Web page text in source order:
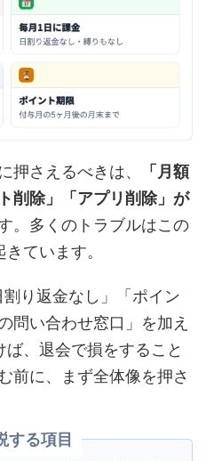
押さえるべきは、
「月額
削除」「アプリ削除」が
。多くのトラブルはこの
ています。
り返金なし」「ポイン
問い合わせ窓口」を加え
、退会で損をすること
前に、まず全体像を押さ
する項目